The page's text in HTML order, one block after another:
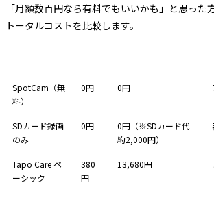
「月額数百円なら有料でもいいかも」と思った
トータルコストを比較します。
SpotCam（無
料）
0円 0円
SDカード録画
のみ
0円
0円（※SDカード代
約2,000円）
Tapo Care ベ
ーシック
380
円
13,680円